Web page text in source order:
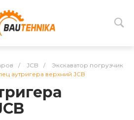
/ JCB /
Экскаватор погрузчик
аутригера верхний JCB